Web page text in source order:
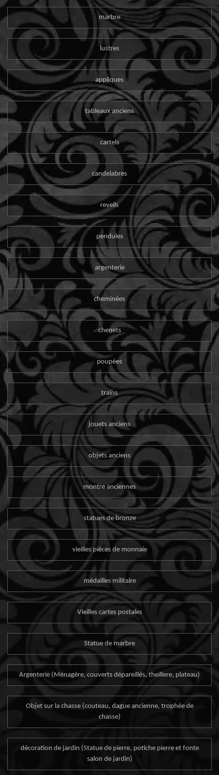
marbre
lustres
appliques
tableaux anciens
cartels
candelabres
reveils
pendules
argenterie
cheminées
chenets
poupées
trains
jouets anciens
objets anciens
montre anciennes
statues de bronze
vieilles pièces de monnaie
médailles militaire
Vieilles cartes postales
Statue de marbre
Argenterie (Ménagère, couverts dépareillés, theillere, plateau)
Objet sur la chasse (couteau, dague ancienne, trophée de
chasse)
décoration de jardin (Statue de pierre, potiche pierre et fonte
salon de jardin)